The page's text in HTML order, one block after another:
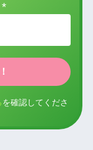
*
を確認してくださ